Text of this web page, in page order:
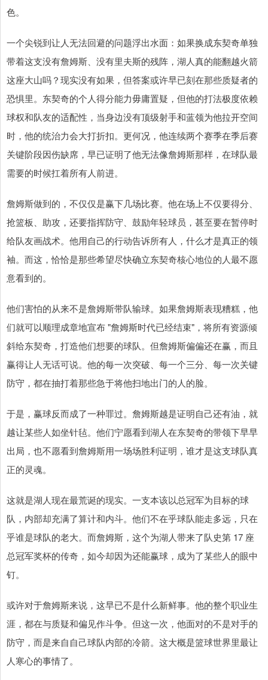
色。
一个尖锐到让人无法回避的问题浮出水面：如果换成东契奇单独
带着这支没有詹姆斯、没有里夫斯的残阵，湖人真的能翻越火箭
这座大山吗？现实没有如果，但答案或许早已刻在那些质疑者的
恐惧里。东契奇的个人得分能力毋庸置疑，但他的打法极度依赖
球权和队友的适配性，当身边没有顶级射手和蓝领为他拉开空间
时，他的统治力会大打折扣。更何况，他连续两个赛季在季后赛
关键阶段因伤缺席，早已证明了他无法像詹姆斯那样，在球队最
需要的时候扛着所有人前进。
詹姆斯做到的，不仅仅是赢下几场比赛。他在场上不仅要得分、
抢篮板、助攻，还要指挥防守、鼓励年轻球员，甚至要在暂停时
给队友画战术。他用自己的行动告诉所有人，什么才是真正的领
袖。而这，恰恰是那些希望尽快确立东契奇核心地位的人最不愿
意看到的。
他们害怕的从来不是詹姆斯带队输球。如果詹姆斯表现糟糕，他
们就可以顺理成章地宣布 "詹姆斯时代已经结束"，将所有资源倾
斜给东契奇，打造他们想要的球队。但詹姆斯偏偏还在赢，而且
赢得让人无话可说。他的每一次突破、每一个三分、每一次关键
防守，都在抽打着那些急于将他扫地出门的人的脸。
于是，赢球反而成了一种罪过。詹姆斯越是证明自己还有油，就
越让某些人如坐针毡。他们宁愿看到湖人在东契奇的带领下早早
出局，也不愿看到詹姆斯用一场场胜利证明，谁才是这支球队真
正的灵魂。
这就是湖人现在最荒诞的现实。一支本该以总冠军为目标的球
队，内部却充满了算计和内斗。他们不在乎球队能走多远，只在
乎谁是球队的老大。而詹姆斯，这个为湖人带来了队史第 17 座
总冠军奖杯的传奇，如今却因为还能赢球，成为了某些人的眼中
钉。
或许对于詹姆斯来说，这早已不是什么新鲜事。他的整个职业生
涯，都在与质疑和偏见作斗争。但这一次，他面对的不是对手的
防守，而是来自自己球队内部的冷箭。这大概是篮球世界里最让
人寒心的事情了。